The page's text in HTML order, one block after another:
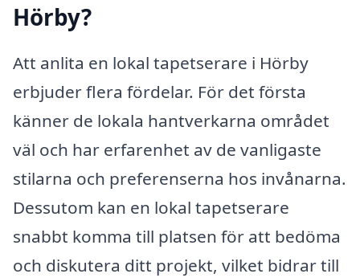
Hörby?
Att anlita en lokal tapetserare i Hörby
erbjuder flera fördelar. För det första
känner de lokala hantverkarna området
väl och har erfarenhet av de vanligaste
stilarna och preferenserna hos invånarna.
Dessutom kan en lokal tapetserare
snabbt komma till platsen för att bedöma
och diskutera ditt projekt, vilket bidrar till